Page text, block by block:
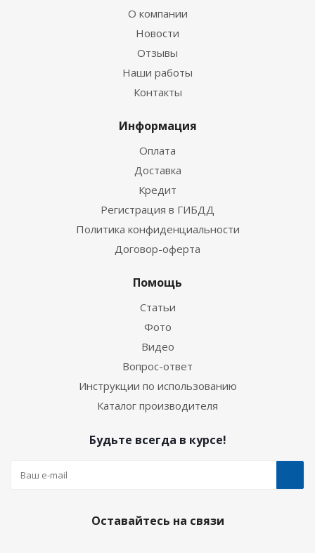
О компании
Новости
Отзывы
Наши работы
Контакты
Информация
Оплата
Доставка
Кредит
Регистрация в ГИБДД
Политика конфиденциальности
Договор-оферта
Помощь
Статьи
Фото
Видео
Вопрос-ответ
Инструкции по использованию
Каталог производителя
Будьте всегда в курсе!
Оставайтесь на связи